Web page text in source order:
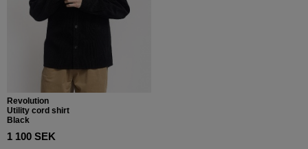
Revolution
Utility cord shirt
Black
1 100 SEK